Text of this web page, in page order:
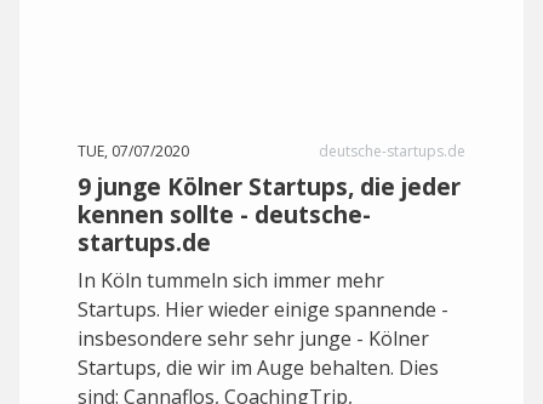
TUE, 07/07/2020 deutsche-startups.de
9 junge Kölner Startups, die jeder
kennen sollte - deutsche-
startups.de
In Köln tummeln sich immer mehr
Startups. Hier wieder einige spannende -
insbesondere sehr sehr junge - Kölner
Startups, die wir im Auge behalten. Dies
sind: Cannaflos, CoachingTrip,